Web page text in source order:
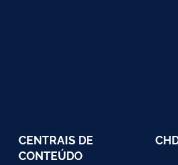
CENTRAIS DE
CONTEÚDO